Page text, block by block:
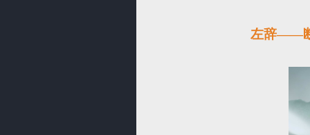
左辞——